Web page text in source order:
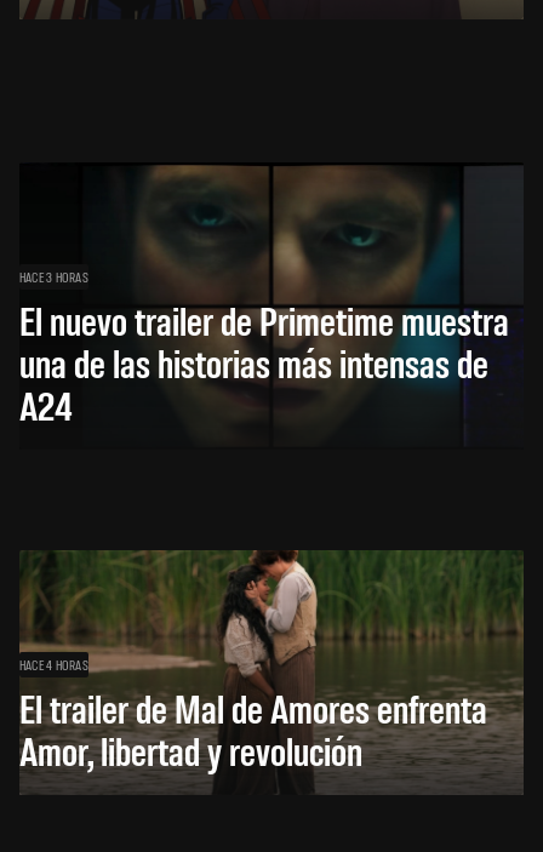
HACE 3 HORAS
El nuevo trailer de Primetime muestra
una de las historias más intensas de
A24
HACE 4 HORAS
El trailer de Mal de Amores enfrenta
Amor, libertad y revolución